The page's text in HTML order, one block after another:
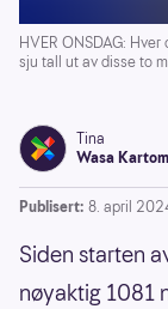
HVER ONSDAG:
sju tall ut av disse to
Tina
Wasa
Publisert: 8. april
Siden starten
nøyaktig 1081